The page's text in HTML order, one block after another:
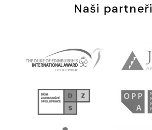
Naši partneři